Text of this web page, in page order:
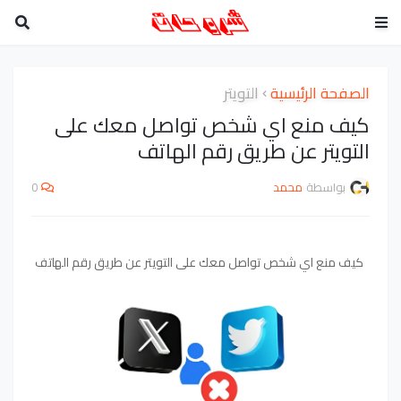
الصفحة الرئيسية التويتر
كيف منع اي شخص تواصل معك على
التويتر عن طريق رقم الهاتف
بواسطة محمد 0
كيف منع اي شخص تواصل معك على التويتر عن طريق رقم الهاتف